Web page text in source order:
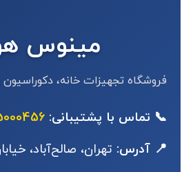
مینوس
فروشگاه تجهیزات خانه، دکوراسیون
📞 تماس با پشتیبانی: 021
📍 آدرس: تهران، صالح‌آباد،